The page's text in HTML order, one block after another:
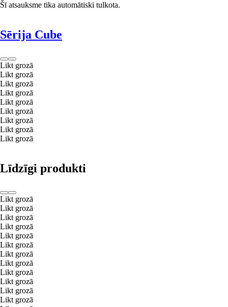
Šī atsauksme tika automātiski tulkota.
Sērija Cube
Likt grozā
Likt grozā
Likt grozā
Likt grozā
Likt grozā
Likt grozā
Likt grozā
Likt grozā
Likt grozā
Līdzīgi produkti
Likt grozā
Likt grozā
Likt grozā
Likt grozā
Likt grozā
Likt grozā
Likt grozā
Likt grozā
Likt grozā
Likt grozā
Likt grozā
Likt grozā